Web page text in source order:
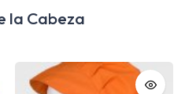
la Cabeza